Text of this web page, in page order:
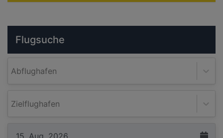
Flugsuche
Abflughafen
Zielflughafen